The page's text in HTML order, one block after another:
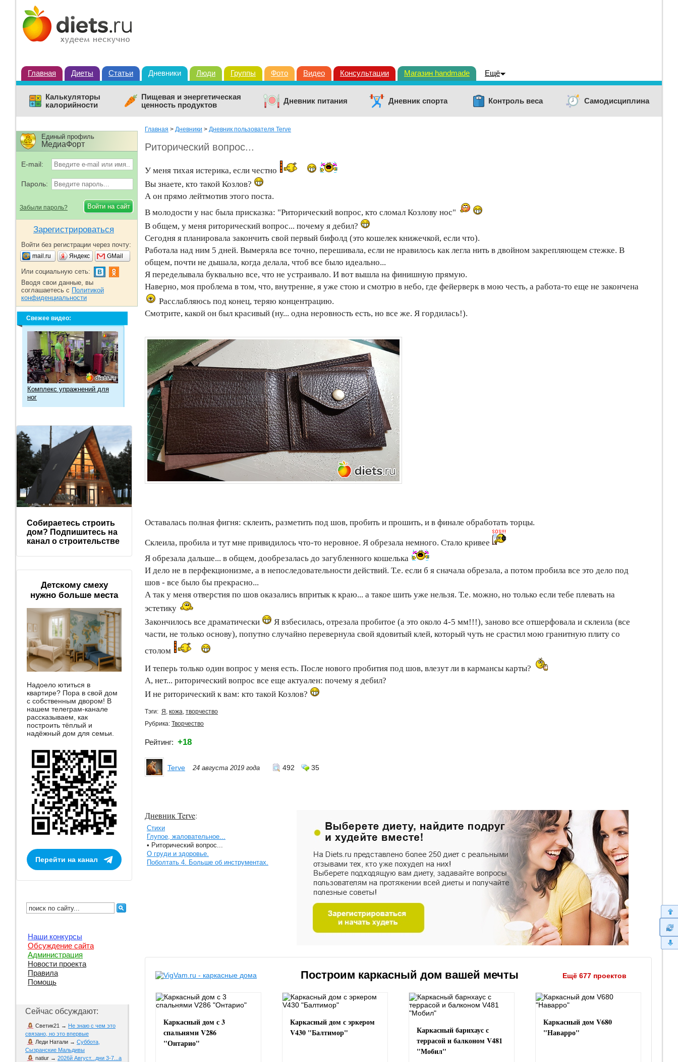
Главная Диеты Статьи Дневники Люди Группы Фото Видео Консультации Магазин handmade Ещё
Калькуляторы
калорийности
Пищевая и энергетическая
ценность продуктов
Дневник питания Дневник спорта Контроль веса Самодисциплина
Главная > Дневники > Дневник пользователя Terve
Риторический вопрос...
У меня тихая истерика, если честно
Вы знаете, кто такой Козлов?
А он прямо лейтмотив этого поста.
В молодости у нас была присказка: "Риторический вопрос, кто сломал Козлову нос"
В общем, у меня риторический вопрос... почему я дебил?
Сегодня я планировала закончить свой первый бифолд (это кошелек книжечкой, если что).
Работала над ним 5 дней. Вымеряла все точно, перешивала, если не нравилось как легла нить в двойном закрепляющем стежке. В
общем, почти не дышала, когда делала, чтоб все было идеально...
Я переделывала буквально все, что не устраивало. И вот вышла на финишную прямую.
Наверно, моя проблема в том, что, внутренне, я уже стою и смотрю в небо, где фейерверк в мою честь, а работа-то еще не закончена
Расслабляюсь под конец, теряю концентрацию.
Смотрите, какой он был красивый (ну... одна неровность есть, но все же. Я гордилась!).
Оставалась полная фигня: склеить, разметить под шов, пробить и прошить, и в финале обработать торцы.
Склеила, пробила и тут мне привидилось что-то неровное. Я обрезала немного. Стало кривее
Я обрезала дальше... в общем, дообрезалась до загубленного кошелька
И дело не в перфекционизме, а в непоследовательности действий. Т.е. если б я сначала обрезала, а потом пробила все это дело под
шов - все было бы прекрасно...
А так у меня отверстия по шов оказались впритык к краю... а такое шить уже нельзя. Т.е. можно, но только если тебе плевать на
эстетику
Закончилось все драматически
Я взбесилась, отрезала пробитое (а это около 4-5 мм!!!), заново все отшерфовала и склеила (все
части, не только основу), попутно случайно перевернула свой ядовитый клей, который чуть не срастил мою гранитную плиту со
столом
И теперь только один вопрос у меня есть. После нового пробития под шов, влезут ли в кармансы карты?
А, нет... риторический вопрос все еще актуален: почему я дебил?
И не риторический к вам: кто такой Козлов?
Тэги: Я , кожа, творчество
Рубрика: Творчество
Рейтинг: +18
Terve 24 августа 2019 года 492 35
Дневник Terve:
Стихи
Глупое, жаловательное...
• Риторический вопрос...
О груди и здоровье.
Поболтать 4. Больше об инструментах.
Построим каркасный дом вашей мечты Ещё 677 проектов
Каркасный дом с 3
спальнями V286
"Онтарио"
Каркасный дом с эркером
V430 "Балтимор"
Каркасный барнхаус с
террасой и балконом V481
"Мобил"
Каркасный дом V680
"Наварро"
Единый профиль
МедиаФорт
E-mail:
Пароль:
Забыли пароль?
Зарегистрироваться
Войти без регистрации через почту:
mail.ru Яндекс GMail
Или социальную сеть:
Вводя свои данные, вы
соглашаетесь с Политикой
конфиденциальности
Свежее видео:
Комплекс упражнений для
ног
Собираетесь строить
дом? Подпишитесь на
канал о строительстве
Детскому смеху
нужно больше места
Надоело ютиться в
квартире? Пора в свой дом
с собственным двором! В
нашем телеграм-канале
рассказываем, как
построить тёплый и
надёжный дом для семьи.
Перейти на канал
Наши конкурсы
Обсуждение сайта
Администрация
Новости проекта
Правила
Помощь
Сейчас обсуждают:
Светик21 → Не знаю с чем это
связано, но это впервые
Леди Натали → Суббота,
Сызранские Мальдивы
natiur → 2026й Август...дни 3-7...а